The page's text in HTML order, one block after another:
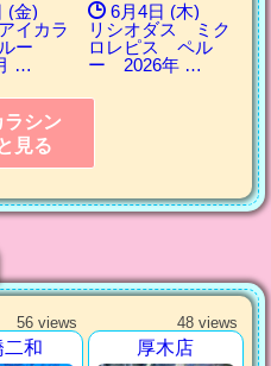
(金)
イカラ
ー
…
6月4日 (木)
リシオダス ミク
ロレピス ペル
ー 2026年 …
ラシン
見る
56 views
二和
48 views
厚木店